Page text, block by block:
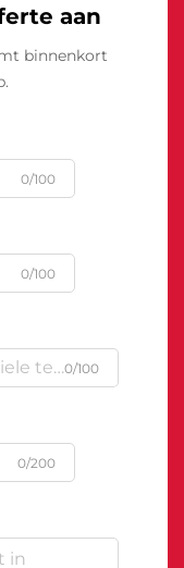
aan
binnenkort
0/100
0/100
0/100
0/200